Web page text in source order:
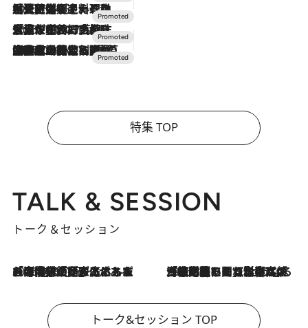
2026.7.24
【夏限定ディナーコース】旬を迎える稚鮎や花ズッキーニなどをイタリア・トスカーナの郷土料理の手法で満喫！
2026.7.17
「土佐和ハーブかき氷」がOMO7高知に登場！生姜、山椒、大葉など目にも舌にも涼を呼ぶ郷土の味
2026.7.10
NEW OPEN！【界 草津】名湯の地に誕生。趣の異なる2種の温泉と上州ならではの会席・蕎麦割烹など美食を味わう究極の癒やし旅
特集 TOP
TALK & SESSION
トーク＆セッション
2026.8.3
「今後値上げがあるとすれば…」「リスクがあるのは今年の冬」エネルギー専門家が語る、ホルムズ海峡封鎖が家庭にもたらす“ある心配” 2026.8.3
「住宅建てられない…」「サーチャージ料の高値が続いている」ホルムズ海峡封鎖による影響はいつまで続く？《エネルギー専門家に聞く“どうなる日本の暮らし”》
トーク&セッション TOP